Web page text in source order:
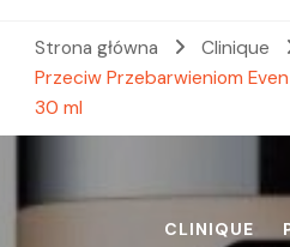
Strona główna Clinique
Przeciw Przebarwieniom
30 ml
CLINIQUE